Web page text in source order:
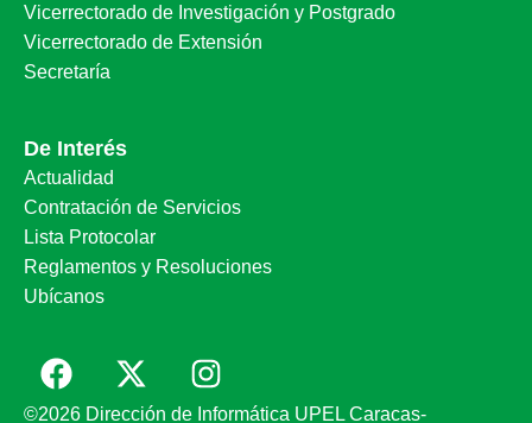
Vicerrectorado de Investigación y Postgrado
Vicerrectorado de Extensión
Secretaría
De Interés
Actualidad
Contratación de Servicios
Lista Protocolar
Reglamentos y Resoluciones
Ubícanos
©2026 Dirección de Informática UPEL Caracas-